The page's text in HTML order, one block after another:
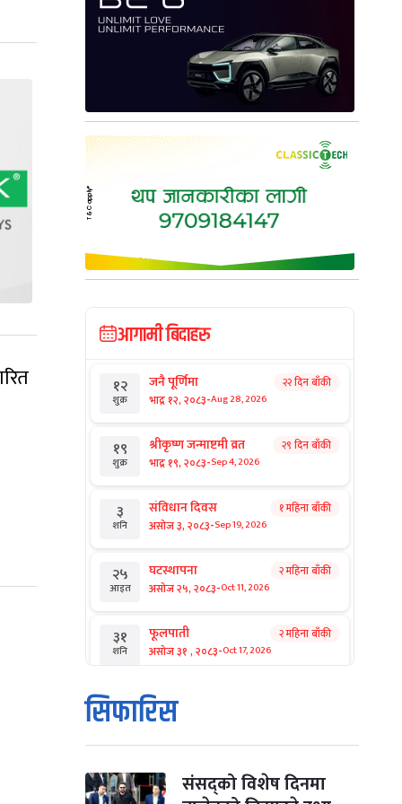
आगामी बिदाहरु
१२
शुक्र
जनै पूर्णिमा
भाद्र १२, २०८३-Aug 28, 2026
२२ दिन बाँकी
१९
शुक्र
श्रीकृष्ण जन्माष्टमी व्रत
भाद्र १९, २०८३-Sep 4, 2026
२९ दिन बाँकी
३
शनि
संविधान दिवस
असोज ३, २०८३-Sep 19, 2026
१ महिना बाँकी
२५
आइत
घटस्थापना
असोज २५, २०८३-Oct 11, 2026
२ महिना बाँकी
३१
शनि
फूलपाती
असोज ३१ , २०८३-Oct 17, 2026
२ महिना बाँकी
१
आइत
कार्तिक सङ्क्रान्ति
कार्तिक १, २०८३
मंगल कार्तिक ३, २०८३-Oct 20, 2026
सिफारिस
संसद्को विशेष दिनमा